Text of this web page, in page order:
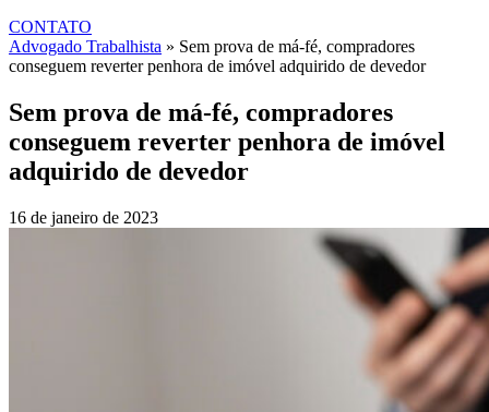
CONTATO
Advogado Trabalhista » Sem prova de má-fé, compradores
conseguem reverter penhora de imóvel adquirido de devedor
Sem prova de má-fé, compradores
conseguem reverter penhora de imóvel
adquirido de devedor
16 de janeiro de 2023